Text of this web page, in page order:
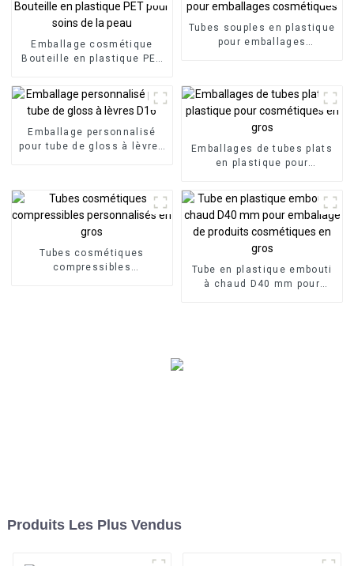
Emballage cosmétique
Bouteille en plastique PET
Tubes souples en plastique
pour emballages
Emballage personnalisé
pour tube de gloss à lèvres
Emballages de tubes plats
en plastique pour
Tubes cosmétiques
compressibles
Tube en plastique embouti
à chaud D40 mm pour
Produits Les Plus Vendus